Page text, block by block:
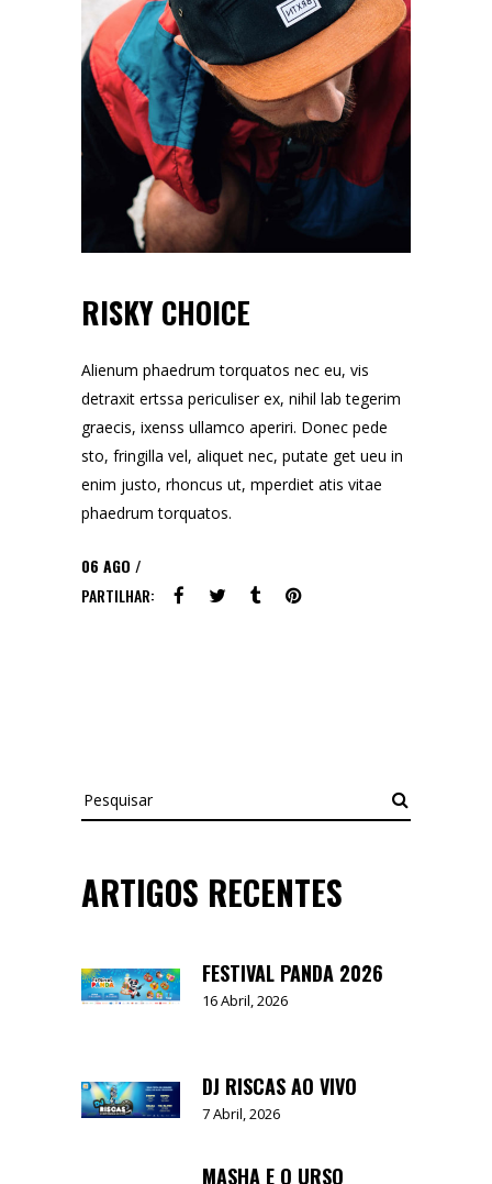
RISKY CHOICE
Alienum phaedrum torquatos nec eu, vis
detraxit ertssa periculiser ex, nihil lab tegerim
graecis, ixenss ullamco aperiri. Donec pede
sto, fringilla vel, aliquet nec, putate get ueu in
enim justo, rhoncus ut, mperdiet atis vitae
phaedrum torquatos.
06 AGO
PARTILHAR:
Pesquisar
ARTIGOS RECENTES
FESTIVAL PANDA 2026
16 Abril, 2026
DJ RISCAS AO VIVO
7 Abril, 2026
MASHA E O URSO